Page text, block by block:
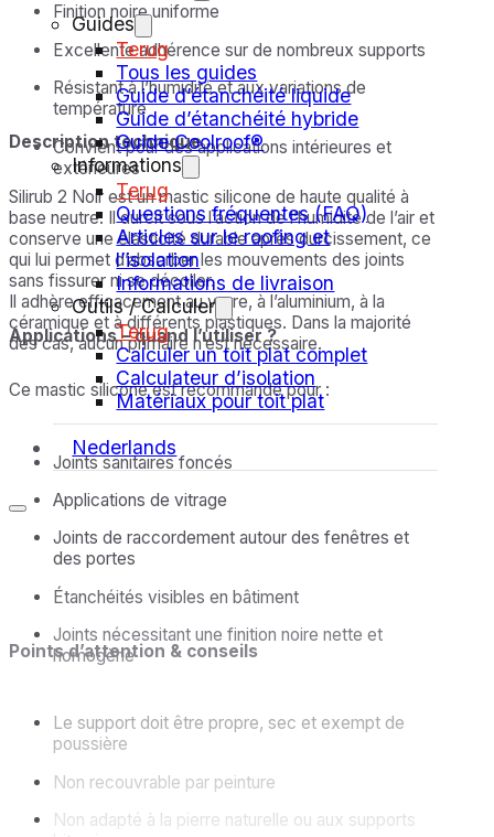
Guides
Terug
Tous les guides
Guide d’étanchéité liquide
Guide d’étanchéité hybride
Guide Coolroof®
Informations
Terug
Questions fréquentes (FAQ)
Articles sur le roofing et
l’isolation
Informations de livraison
Outils / Calculer
Terug
Calculer un toit plat complet
Calculateur d’isolation
Matériaux pour toit plat
Nederlands
Finition noire uniforme
Excellente adhérence sur de nombreux supports
Résistant à l’humidité et aux variations de
température
Convient pour des applications intérieures et
extérieures
Description technique
Silirub 2 Noir est un mastic silicone de haute qualité à
base neutre. Il durcit sous l’action de l’humidité de l’air et
conserve une élasticité durable après durcissement, ce
qui lui permet d’absorber les mouvements des joints
sans fissurer ni se décoller.
Il adhère efficacement au verre, à l’aluminium, à la
céramique et à différents plastiques. Dans la majorité
des cas, aucun primaire n’est nécessaire.
Applications – quand l’utiliser ?
Ce mastic silicone est recommandé pour :
Joints sanitaires foncés
Applications de vitrage
Joints de raccordement autour des fenêtres et
des portes
Étanchéités visibles en bâtiment
Joints nécessitant une finition noire nette et
homogène
Points d’attention & conseils
Le support doit être propre, sec et exempt de
poussière
Non recouvrable par peinture
Non adapté à la pierre naturelle ou aux supports